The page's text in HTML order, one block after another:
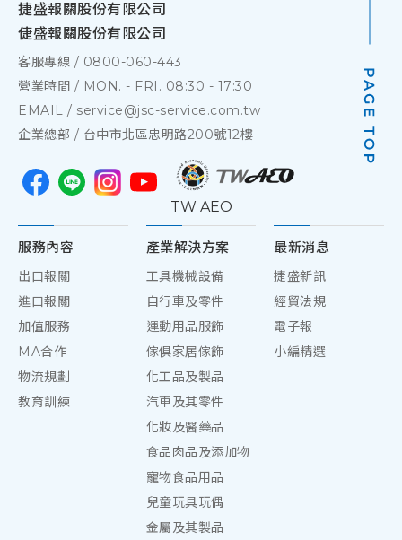
捷盛報關股份有限公司
倢盛報關股份有限公司
客服專線 / 0800-060-443
營業時間 / MON. - FRI. 08:30 - 17:30
EMAIL / service@jsc-service.com.tw
企業總部 / 台中市北區忠明路200號12樓
TW AEO
服務內容
出口報關
進口報關
加值服務
MA合作
物流規劃
教育訓練
產業解決方案
工具機械設備
自行車及零件
運動用品服飾
傢俱家居傢飾
化工品及製品
汽車及其零件
化妝及醫藥品
食品肉品及添加物
寵物食品用品
兒童玩具玩偶
金屬及其製品
最新消息
捷盛新訊
經貿法規
電子報
小編精選